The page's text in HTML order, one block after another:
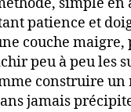
patience et
couche maigre,
peu à peu les
construire un
jamais